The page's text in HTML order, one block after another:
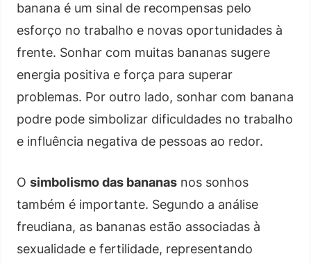
banana é um sinal de recompensas pelo
esforço no trabalho e novas oportunidades à
frente. Sonhar com muitas bananas sugere
energia positiva e força para superar
problemas. Por outro lado, sonhar com banana
podre pode simbolizar dificuldades no trabalho
e influência negativa de pessoas ao redor.
O simbolismo das bananas nos sonhos
também é importante. Segundo a análise
freudiana, as bananas estão associadas à
sexualidade e fertilidade, representando